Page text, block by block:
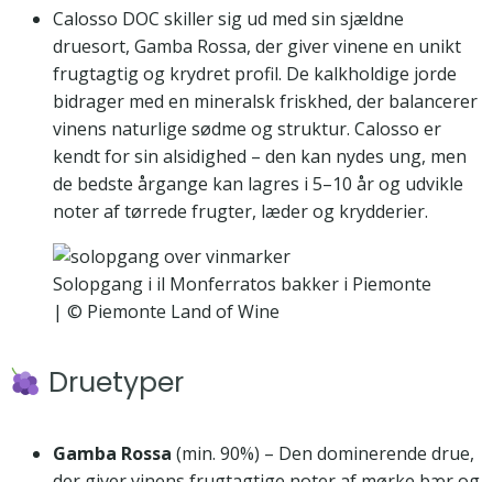
Calosso DOC skiller sig ud med sin sjældne
druesort, Gamba Rossa, der giver vinene en unikt
frugtagtig og krydret profil. De kalkholdige jorde
bidrager med en mineralsk friskhed, der balancerer
vinens naturlige sødme og struktur. Calosso er
kendt for sin alsidighed – den kan nydes ung, men
de bedste årgange kan lagres i 5–10 år og udvikle
noter af tørrede frugter, læder og krydderier.
Solopgang i il Monferratos bakker i Piemonte
| © Piemonte Land of Wine
Druetyper
Gamba Rossa (min. 90%) – Den dominerende drue,